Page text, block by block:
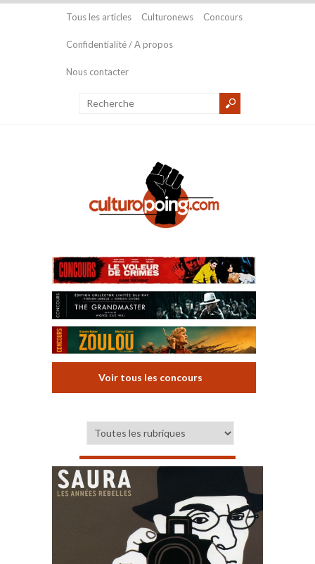
Tous les articles Culturonews Concours
Confidentialité / A propos
Nous contacter
Voir tous les concours